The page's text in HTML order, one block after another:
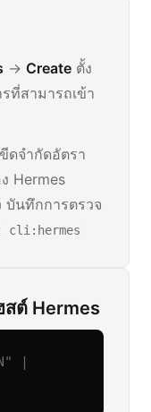
→ Create ตั้ง
ที่สามารถเข้า
ดจำกัดอัตรา
Hermes
บันทึกการตรวจ
cli:hermes
สต์ Hermes
|